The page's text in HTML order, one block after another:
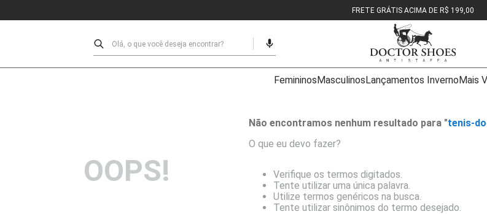
FRETE GRÁTIS ACIMA DE R$ 199,00
Olá, o que você deseja encontrar?
FemininosMasculinosLançamentos InvernoMais
OOPS!
Não encontramos nenhum resultado para "tenis-
O que eu devo fazer?
Verifique os termos digitados.
Tente utilizar uma única palavra.
Utilize termos genéricos na busca.
Tente utilizar sinônimos do termo desejado.